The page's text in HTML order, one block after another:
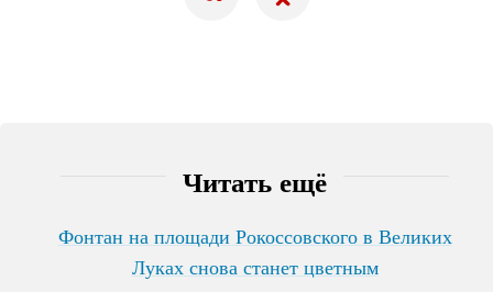
Читать ещё
Фонтан на площади Рокоссовского в Великих
Луках снова станет цветным